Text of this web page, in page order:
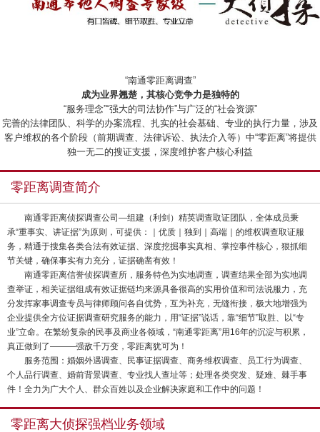
“南通零距离调查”
成为业界翘楚，其核心竞争力是独特的
“服务理念”“强大的司法协作”与广泛的“社会资源”
完善的法律团队、科学的办案流程、扎实的社会基础、专业的执行力量，涉及
客户维权的各个阶段（前期调查、法律诉讼、执法介入等）中“零距离”将提供
独一无二的搜证支援，深度维护客户核心利益
零距离调查简介
南通零距离侦探调查公司—组建（利剑）精英调查取证团队，全体成员秉
承“重事实、讲证据”为原则，可提供：｜优质｜独到｜高端｜的维权调查取证服
务，精通于搜集各类合法有效证据、深度挖掘事实真相、掌控事件核心，狠抓细
节关键，确保事实有力充分，证据确凿有效！
南通零距离信誉侦探调查所，服务特色为实地调查，调查结果全部为实地调
查举证，相关证据组成有效证据链均来源具备很高的实用价值和司法说服力，充
分发挥家事调查专员与律师顾问各自优势，互为补充，无缝衔接，极大地增强为
企业提供全方位证据调查研究服务的能力，用“证据”说话，靠“细节”取胜、以“专
业”立命。在繁纷复杂的民事及商业各领域，“南通零距离”用16年的沉淀与积累，
真正做到了———强敌千万变，零距离犹可为！
服务范围：婚姻外遇调查、民事证据调查、商务维权调查、员工行为调查、
个人品行调查、婚前背景调查、专业找人查址等；处理各类突发、疑难、棘手事
件！全力为广大个人、群众百姓以及企业解决家庭和工作中的问题！
零距离大侦探强档业务领域